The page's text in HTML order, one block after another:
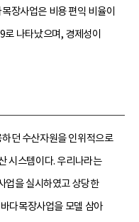
장사업은 비용 편익 비율이
나타났으며, 경제성이
던 수산자원을 인위적으로
시스템이다. 우리나라는
업을 실시하였고 상당한
다목장사업을 모델 삼아